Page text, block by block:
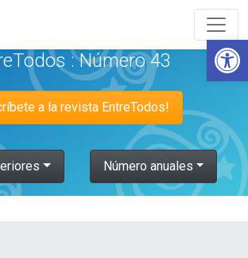
Abrir
: Número 43
a la revista EntreTodos!
Número anuales